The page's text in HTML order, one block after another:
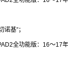
基”；